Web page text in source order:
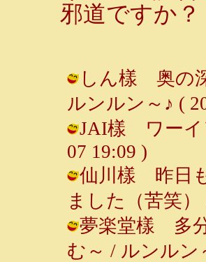
邪道ですか？
しん樣 奥の
ルンルン～♪ (
JAI樣 ワーイ
07 19:09 )
仙川樣 昨日
ました（苦笑
夢楽堂樣 多
む～ / ルンルン